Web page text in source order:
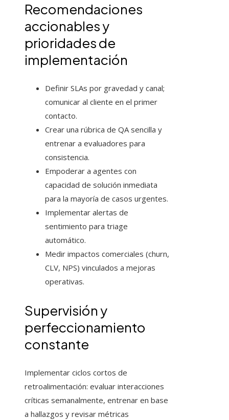
Recomendaciones
accionables y
prioridades de
implementación
Definir SLAs por gravedad y canal;
comunicar al cliente en el primer
contacto.
Crear una rúbrica de QA sencilla y
entrenar a evaluadores para
consistencia.
Empoderar a agentes con
capacidad de solución inmediata
para la mayoría de casos urgentes.
Implementar alertas de
sentimiento para triage
automático.
Medir impactos comerciales (churn,
CLV, NPS) vinculados a mejoras
operativas.
Supervisión y
perfeccionamiento
constante
Implementar ciclos cortos de
retroalimentación: evaluar interacciones
críticas semanalmente, entrenar en base
a hallazgos y revisar métricas